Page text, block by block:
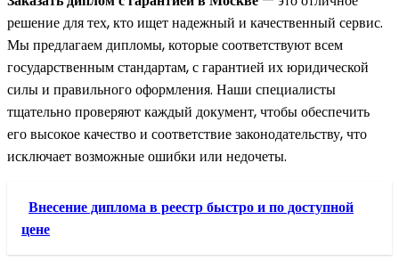
решение для тех, кто ищет надежный и качественный сервис.
Мы предлагаем дипломы, которые соответствуют всем
государственным стандартам, с гарантией их юридической
силы и правильного оформления. Наши специалисты
тщательно проверяют каждый документ, чтобы обеспечить
его высокое качество и соответствие законодательству, что
исключает возможные ошибки или недочеты.
Внесение диплома в реестр быстро и по доступной
цене